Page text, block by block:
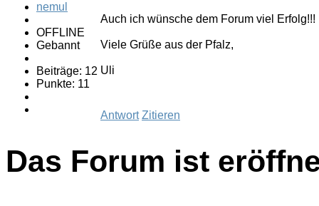
nemul
OFFLINE
Gebannt
Beiträge: 12
Punkte: 11
Auch ich wünsche dem Forum viel Erfolg!!!
Viele Grüße aus der Pfalz,
Uli
Antwort Zitieren
Das Forum ist